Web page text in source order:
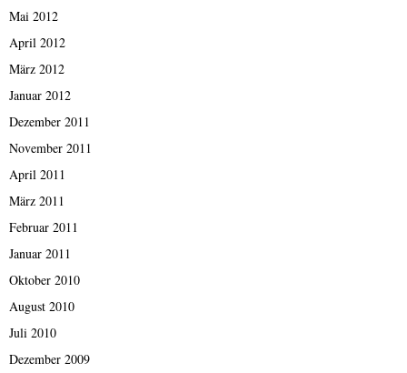
Mai 2012
April 2012
März 2012
Januar 2012
Dezember 2011
November 2011
April 2011
März 2011
Februar 2011
Januar 2011
Oktober 2010
August 2010
Juli 2010
Dezember 2009